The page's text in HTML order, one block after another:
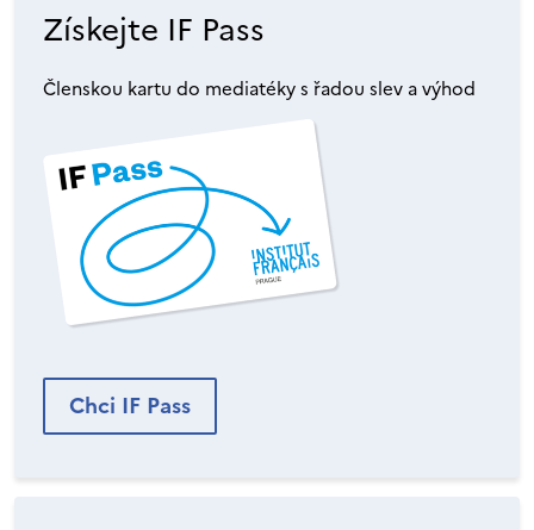
Získejte IF Pass
Členskou kartu do mediatéky s řadou slev a výhod
Chci IF Pass